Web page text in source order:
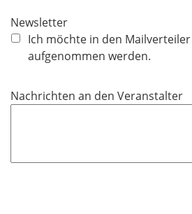
h
l
Newsletter
Ich möchte in den
aufgenommen werden.
Nachrichten an den Veranstalter